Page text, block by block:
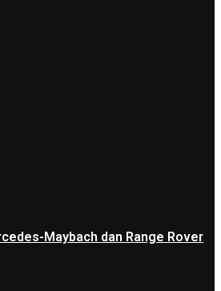
Maybach dan Range Rover